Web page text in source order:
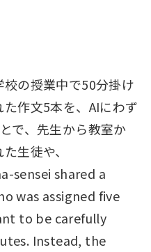
の授業中で50分掛け
作文5本を、AIにわず
で、先生から教室か
生徒や、
sensei shared a
was assigned five
to be carefully
Instead, the